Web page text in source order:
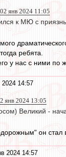
янв 2024 11:05
к МЮ с
ребята.
у нас с ними по
2024 14:57
янв 2024 13:05
Великий -
он стал
2024 14:57